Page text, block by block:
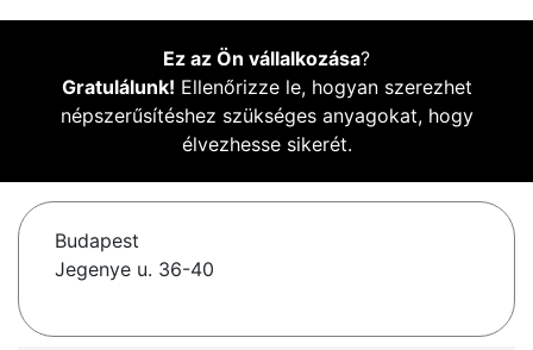
Ez az Ön vállalkozása?
Gratulálunk! Ellenőrizze le, hogyan szerezhet
népszerűsítéshez szükséges anyagokat, hogy
élvezhesse sikerét.
Budapest
Jegenye u. 36-40